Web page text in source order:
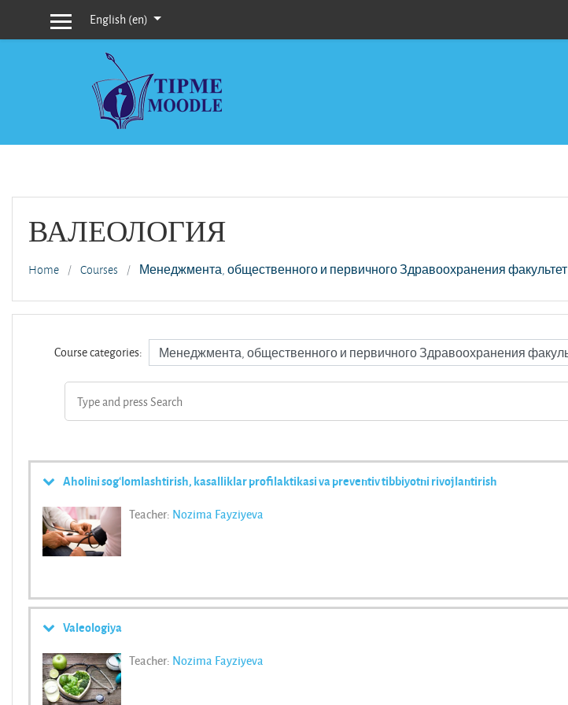
Side panelEnglish ‎(en)‎
ВАЛЕОЛОГИЯ
Home Courses Менеджмента, общественного и первичного Здравоохранения факультет
Course categories:
Aholini sog‘lomlashtirish, kasalliklar profilaktikasi va preventiv tibbiyotni rivojlantirish
Teacher: Nozima Fayziyeva
Valeologiya
Teacher: Nozima Fayziyeva